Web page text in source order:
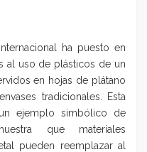
ha puesto en
al uso de plásticos de un
en hojas de plátano
tradicionales. Esta
ejemplo simbólico de
que materiales
pueden reemplazar al